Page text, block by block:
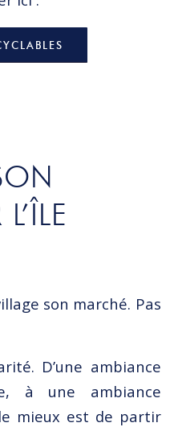
son marché. Pas
D’une ambiance
à une ambiance
mieux est de partir